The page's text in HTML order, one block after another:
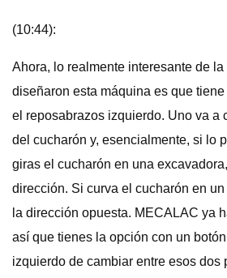
(10:44):
Ahora, lo realmente interesante de la
diseñaron esta máquina es que
el reposabrazos izquierdo. Uno va a
del cucharón y, esencialmente, si lo
giras el cucharón en una
dirección. Si curva el cucharón en
la dirección opuesta. MECALAC ya
así que tienes la opción con un
izquierdo de cambiar entre esos dos